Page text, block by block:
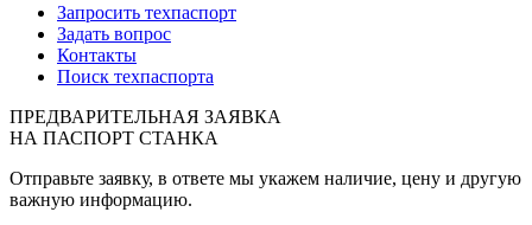
Запросить техпаспорт
Задать вопрос
Контакты
Поиск техпаспорта
ПРЕДВАРИТЕЛЬНАЯ ЗАЯВКА
НА ПАСПОРТ СТАНКА
Отправьте заявку, в ответе мы укажем наличие, цену и другую
важную информацию.